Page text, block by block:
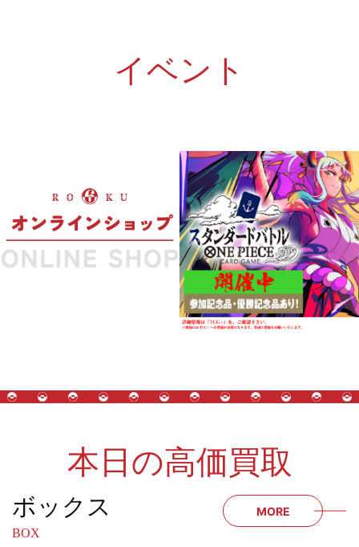
イベント
本日の高価買取
ボックス
BOX
MORE